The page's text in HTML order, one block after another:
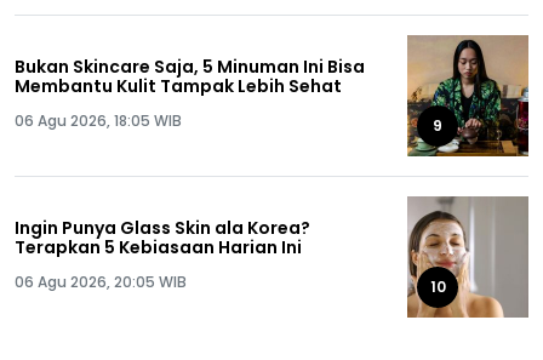
Bukan Skincare Saja, 5 Minuman Ini Bisa
Membantu Kulit Tampak Lebih Sehat
06 Agu 2026, 18:05 WIB 9
Ingin Punya Glass Skin ala Korea?
Terapkan 5 Kebiasaan Harian Ini
06 Agu 2026, 20:05 WIB 10